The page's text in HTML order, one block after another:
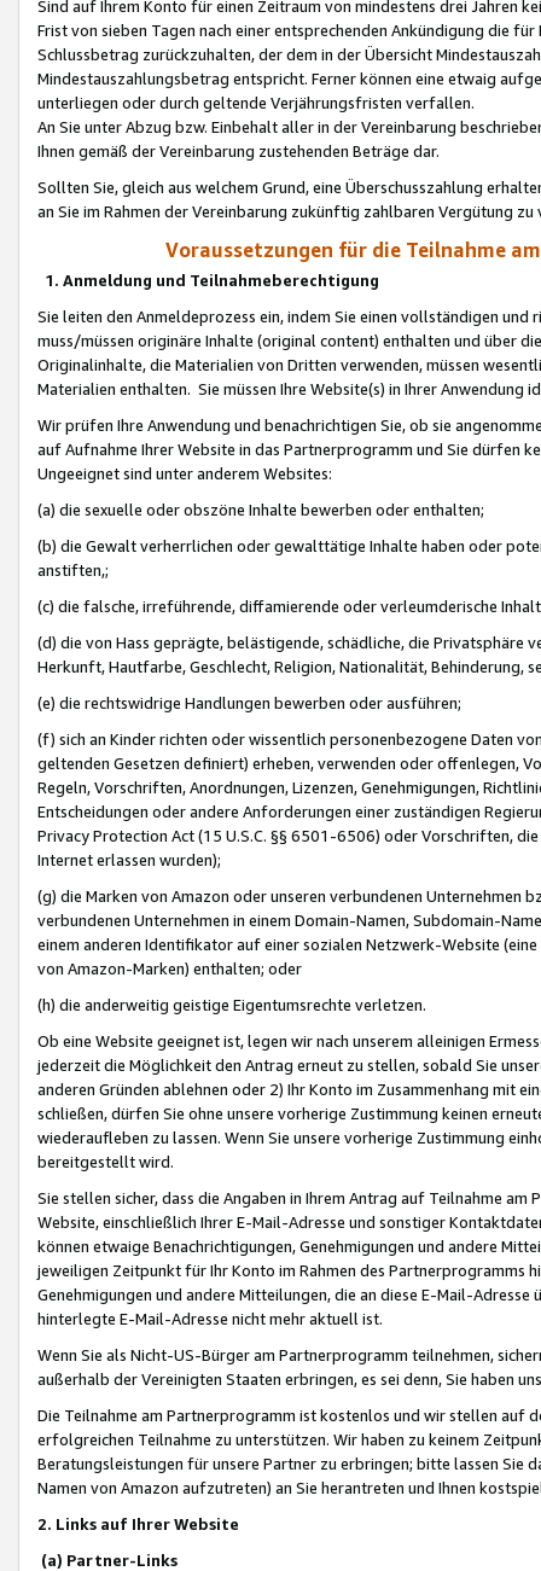
Sind auf Ihrem Konto für einen Zeitraum von mindestens drei Jahren
Frist von sieben Tagen nach einer entsprechenden Ankündigung die
Schlussbetrag zurückzuhalten, der dem in der Übersicht
Mindestauszahlungsbetrag entspricht. Ferner können eine etwaig
unterliegen oder durch geltende Verjährungsfristen verfallen.
An Sie unter Abzug bzw. Einbehalt aller in der Vereinbarung
Ihnen gemäß der Vereinbarung zustehenden Beträge dar.
Sollten Sie, gleich aus welchem Grund, eine Überschusszahlung
an Sie im Rahmen der Vereinbarung zukünftig zahlbaren Vergütung zu
Voraussetzungen für die Teilnahme
1. Anmeldung und Teilnahmeberechtigung
Sie leiten den Anmeldeprozess ein, indem Sie einen vollständigen
muss/müssen originäre Inhalte (original content) enthalten und über
Originalinhalte, die Materialien von Dritten verwenden, müssen
Materialien enthalten. Sie müssen Ihre Website(s) in Ihrer Anwendung
Wir prüfen Ihre Anwendung und benachrichtigen Sie, ob sie
auf Aufnahme Ihrer Website in das Partnerprogramm und Sie dürfen
Ungeeignet sind unter anderem Websites:
(a) die sexuelle oder obszöne Inhalte bewerben oder enthalten;
(b) die Gewalt verherrlichen oder gewalttätige Inhalte haben oder
anstiften,;
(c) die falsche, irreführende, diffamierende oder verleumderische
(d) die von Hass geprägte, belästigende, schädliche, die Privatsphäre
Herkunft, Hautfarbe, Geschlecht, Religion, Nationalität, Behinderung,
(e) die rechtswidrige Handlungen bewerben oder ausführen;
(f) sich an Kinder richten oder wissentlich personenbezogene Daten
geltenden Gesetzen definiert) erheben, verwenden oder offenlegen,
Regeln, Vorschriften, Anordnungen, Lizenzen, Genehmigungen,
Entscheidungen oder andere Anforderungen einer zuständigen
Privacy Protection Act (15 U.S.C. §§ 6501-6506) oder Vorschriften,
Internet erlassen wurden);
(g) die Marken von Amazon oder unseren verbundenen Unternehmen
verbundenen Unternehmen in einem Domain-Namen, Subdomain-
einem anderen Identifikator auf einer sozialen Netzwerk-Website
von Amazon-Marken) enthalten; oder
(h) die anderweitig geistige Eigentumsrechte verletzen.
Ob eine Website geeignet ist, legen wir nach unserem alleinigen
jederzeit die Möglichkeit den Antrag erneut zu stellen, sobald Sie
anderen Gründen ablehnen oder 2) Ihr Konto im Zusammenhang mit
schließen, dürfen Sie ohne unsere vorherige Zustimmung keinen
wiederaufleben zu lassen. Wenn Sie unsere vorherige Zustimmung
bereitgestellt wird.
Sie stellen sicher, dass die Angaben in Ihrem Antrag auf Teilnahme
Website, einschließlich Ihrer E-Mail-Adresse und sonstiger
können etwaige Benachrichtigungen, Genehmigungen und andere
jeweiligen Zeitpunkt für Ihr Konto im Rahmen des Partnerprogramms
Genehmigungen und andere Mitteilungen, die an diese E-Mail-
hinterlegte E-Mail-Adresse nicht mehr aktuell ist.
Wenn Sie als Nicht-US-Bürger am Partnerprogramm teilnehmen,
außerhalb der Vereinigten Staaten erbringen, es sei denn, Sie haben
Die Teilnahme am Partnerprogramm ist kostenlos und wir stellen auf
erfolgreichen Teilnahme zu unterstützen. Wir haben zu keinem
Beratungsleistungen für unsere Partner zu erbringen; bitte lassen Sie
Namen von Amazon aufzutreten) an Sie herantreten und Ihnen
2. Links auf Ihrer Website
(a) Partner-Links